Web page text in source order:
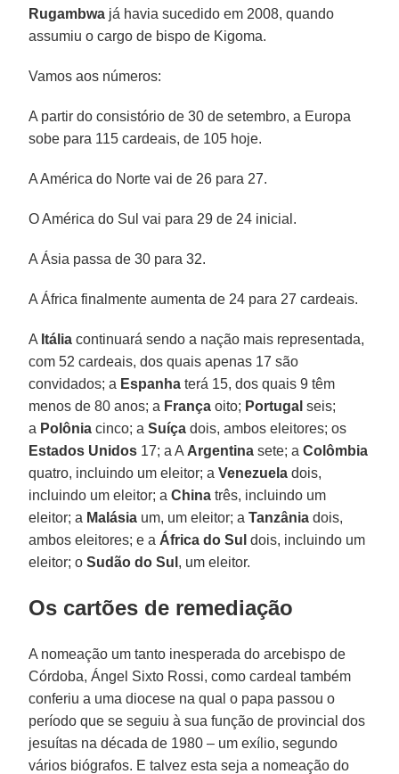
Rugambwa já havia sucedido em 2008, quando
assumiu o cargo de bispo de Kigoma.
Vamos aos números:
A partir do consistório de 30 de setembro, a Europa
sobe para 115 cardeais, de 105 hoje.
A América do Norte vai de 26 para 27.
O América do Sul vai para 29 de 24 inicial.
A Ásia passa de 30 para 32.
A África finalmente aumenta de 24 para 27 cardeais.
A Itália continuará sendo a nação mais representada,
com 52 cardeais, dos quais apenas 17 são
convidados; a Espanha terá 15, dos quais 9 têm
menos de 80 anos; a França oito; Portugal seis;
a Polônia cinco; aSuíça dois, ambos eleitores; os
Estados Unidos 17; a A Argentina sete; aColômbia
quatro, incluindo um eleitor; aVenezuela dois,
incluindo um eleitor; aChina três, incluindo um
eleitor; a Malásia um, um eleitor; aTanzânia dois,
ambos eleitores; e a África do Sul dois, incluindo um
eleitor; oSudão do Sul , um eleitor.
Os cartões de remediação
A nomeação um tanto inesperada do arcebispo de
Córdoba, Ángel Sixto Rossi, como cardeal também
conferiu a uma diocese na qual o papa passou o
período que se seguiu à sua função de provincial dos
jesuítas na década de 1980 – um exílio, segundo
vários biógrafos. E talvez esta seja a nomeação do